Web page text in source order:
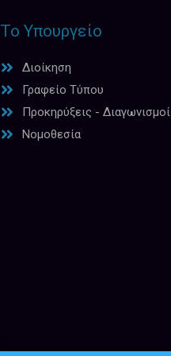
Το Υπουργείο
Διοίκηση
Γραφείο Τύπου
Προκηρύξεις - Διαγωνισμοί
Νομοθεσία